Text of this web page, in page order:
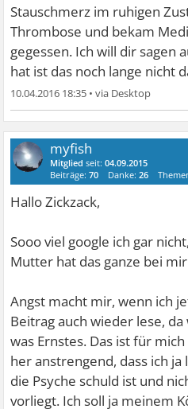
Stauschmerz im ruhigen
Thrombose und bekam
gegessen. Ich will dir sagen
hat ist das noch lange nicht
10.04.2016 18:35 •
myfish
Mitglied seit:04.09.2015
Beiträge:70 Danke:26
Hallo Zickzack,
Sooo viel google ich gar
Mutter hat das ganze bei
Angst macht mir, wenn ich
Beitrag auch wieder lese,
was Ernstes. Das ist für
her anstrengend, dass ich
die Psyche schuld ist und
vorliegt. Ich soll ja meinem